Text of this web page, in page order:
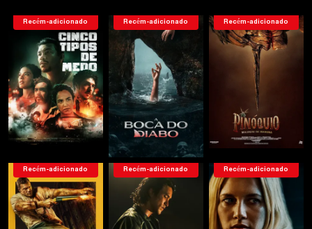
Recém-adicionado Recém-adicionado Recém-adicionado
Recém-adicionado Recém-adicionado Recém-adicionado